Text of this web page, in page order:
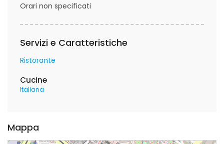
Orari non specificati
Servizi e Caratteristiche
Ristorante
Cucine
Italiana
Mappa